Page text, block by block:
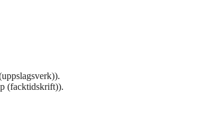
(facktidskrift)).